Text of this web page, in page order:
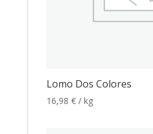
Lomo Dos Colores
16,98 € / kg